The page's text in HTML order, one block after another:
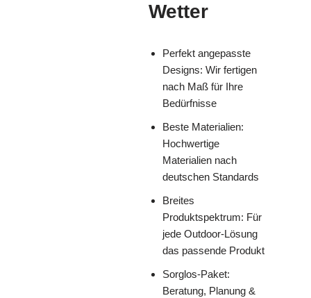
Wetter
Perfekt angepasste
Designs: Wir fertigen
nach Maß für Ihre
Bedürfnisse
Beste Materialien:
Hochwertige
Materialien nach
deutschen Standards
Breites
Produktspektrum: Für
jede Outdoor-Lösung
das passende Produkt
Sorglos-Paket:
Beratung, Planung &